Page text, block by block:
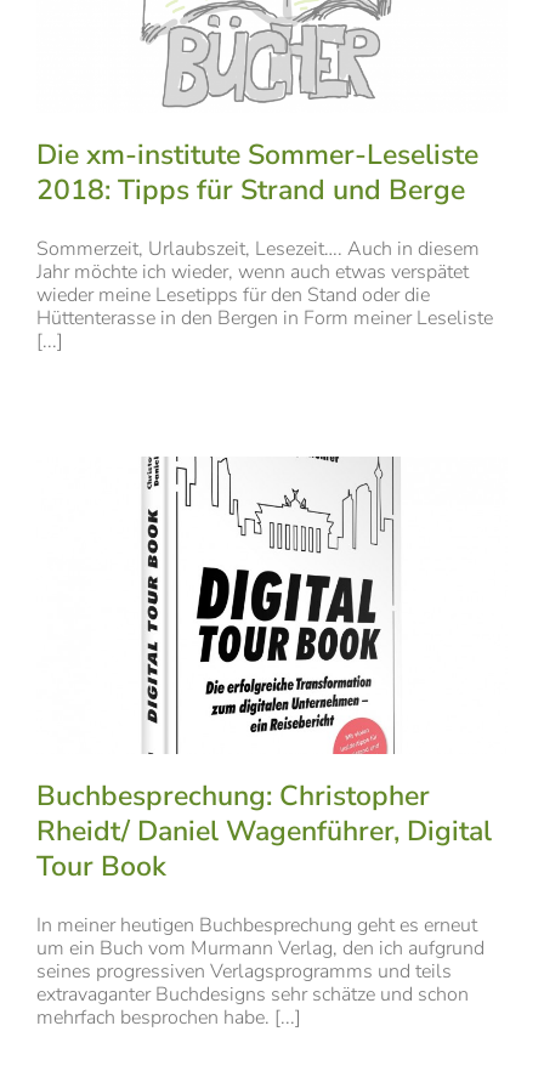
Die xm-institute Sommer-Leseliste
2018: Tipps für Strand und Berge
Sommerzeit, Urlaubszeit, Lesezeit…. Auch in diesem
Jahr möchte ich wieder, wenn auch etwas verspätet
wieder meine Lesetipps für den Stand oder die
Hüttenterasse in den Bergen in Form meiner Leseliste
[...]
Buchbesprechung: Christopher
Rheidt/ Daniel Wagenführer, Digital
Tour Book
In meiner heutigen Buchbesprechung geht es erneut
um ein Buch vom Murmann Verlag, den ich aufgrund
seines progressiven Verlagsprogramms und teils
extravaganter Buchdesigns sehr schätze und schon
mehrfach besprochen habe. [...]